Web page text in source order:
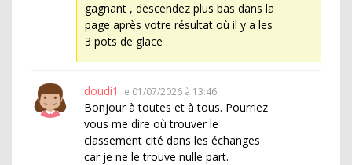
gagnant , descendez plus bas dans la
page après votre résultat où il y a les
3 pots de glace .
doudi1 le 01/07/2026 à 13:46
Bonjour à toutes et à tous. Pourriez
vous me dire où trouver le
classement cité dans les échanges
car je ne le trouve nulle part.